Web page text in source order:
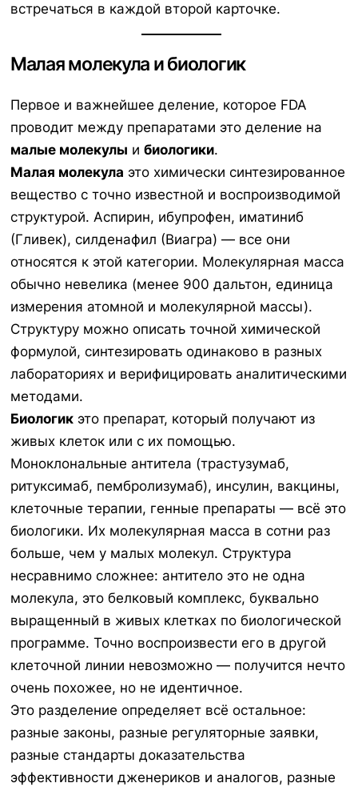
встречаться в каждой второй карточке.
Малая молекула и биологик
Первое и важнейшее деление, которое FDA
проводит между препаратами это деление на
малые молекулы и биологики.
Малая молекула это химически синтезированное
вещество с точно известной и воспроизводимой
структурой. Аспирин, ибупрофен, иматиниб
(Гливек), силденафил (Виагра) — все они
относятся к этой категории. Молекулярная масса
обычно невелика (менее 900 дальтон, единица
измерения атомной и молекулярной массы).
Структуру можно описать точной химической
формулой, синтезировать одинаково в разных
лабораториях и верифицировать аналитическими
методами.
Биологик это препарат, который получают из
живых клеток или с их помощью.
Моноклональные антитела (трастузумаб,
ритуксимаб, пембролизумаб), инсулин, вакцины,
клеточные терапии, генные препараты — всё это
биологики. Их молекулярная масса в сотни раз
больше, чем у малых молекул. Структура
несравнимо сложнее: антитело это не одна
молекула, это белковый комплекс, буквально
выращенный в живых клетках по биологической
программе. Точно воспроизвести его в другой
клеточной линии невозможно — получится нечто
очень похожее, но не идентичное.
Это разделение определяет всё остальное:
разные законы, разные регуляторные заявки,
разные стандарты доказательства
эффективности дженериков и аналогов, разные